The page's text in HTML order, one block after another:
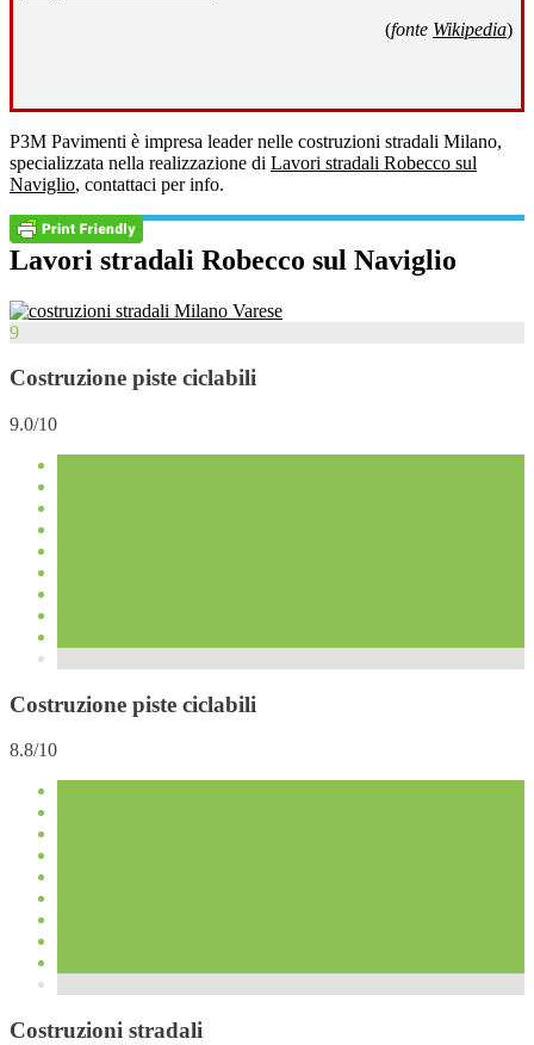
(fonte Wikipedia)
P3M Pavimenti è impresa leader nelle costruzioni stradali Milano,
specializzata nella realizzazione di Lavori stradali Robecco sul
Naviglio, contattaci per info.
Lavori stradali Robecco sul Naviglio
9
Costruzione piste ciclabili
9.0/10
Costruzione piste ciclabili
8.8/10
Costruzioni stradali